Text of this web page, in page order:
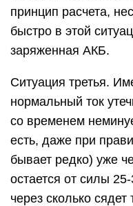
принцип расчета,
быстро в этой
заряженная АКБ.
Ситуация третья.
нормальный ток
со временем
есть, даже при
бывает редко) уже
остается от силы
через сколько